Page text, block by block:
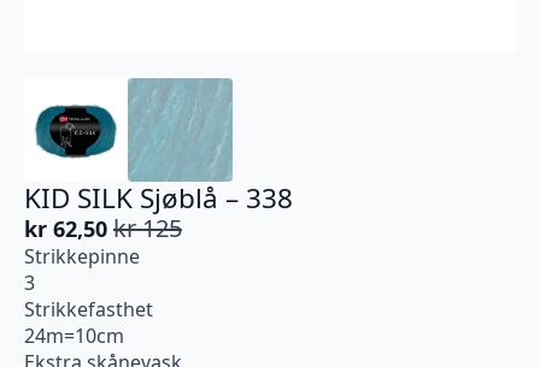
KID SILK Sjøblå – 338
kr125
Opprinnelig
pris
var:
kr 125.
kr 62,50
Nåværende
pris
er:
kr 62,50.
Strikkepinne
3
Strikkefasthet
24m=10cm